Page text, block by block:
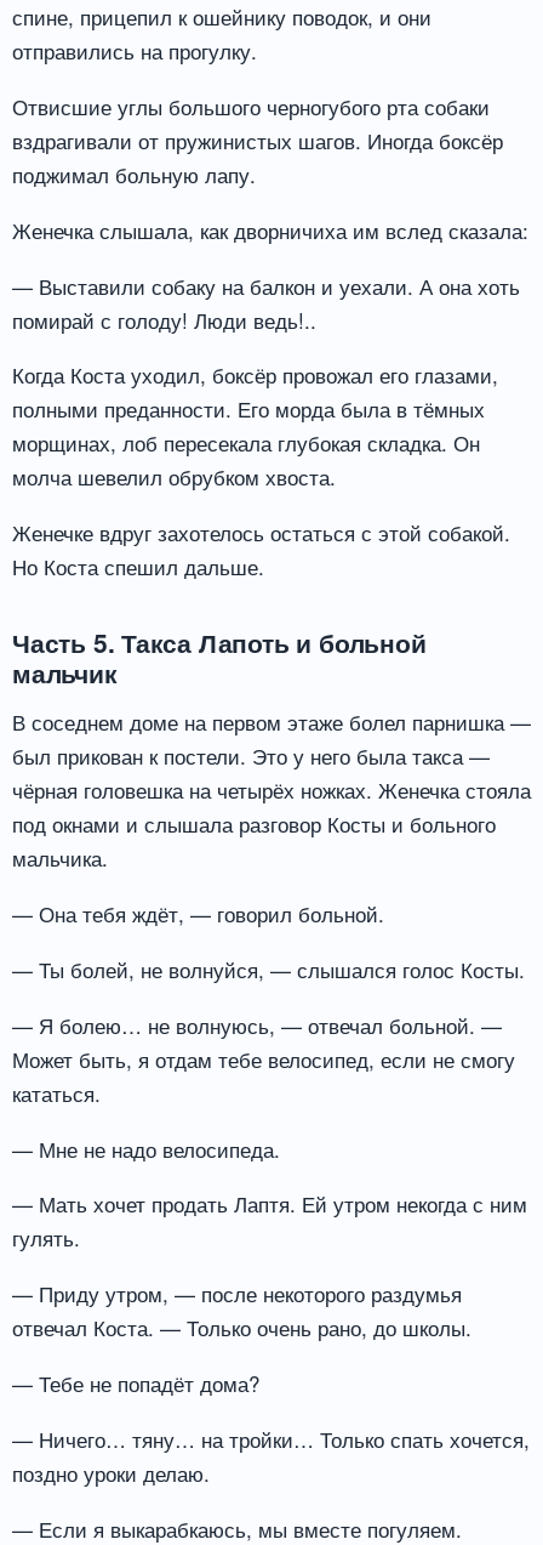
спине, прицепил к ошейнику поводок, и они
отправились на прогулку.
Отвисшие углы большого черногубого рта собаки
вздрагивали от пружинистых шагов. Иногда боксёр
поджимал больную лапу.
Женечка слышала, как дворничиха им вслед сказала:
— Выставили собаку на балкон и уехали. А она хоть
помирай с голоду! Люди ведь!..
Когда Коста уходил, боксёр провожал его глазами,
полными преданности. Его морда была в тёмных
морщинах, лоб пересекала глубокая складка. Он
молча шевелил обрубком хвоста.
Женечке вдруг захотелось остаться с этой собакой.
Но Коста спешил дальше.
Часть 5. Такса Лапоть и больной
мальчик
В соседнем доме на первом этаже болел парнишка —
был прикован к постели. Это у него была такса —
чёрная головешка на четырёх ножках. Женечка стояла
под окнами и слышала разговор Косты и больного
мальчика.
— Она тебя ждёт, — говорил больной.
— Ты болей, не волнуйся, — слышался голос Косты.
— Я болею… не волнуюсь, — отвечал больной. —
Может быть, я отдам тебе велосипед, если не смогу
кататься.
— Мне не надо велосипеда.
— Мать хочет продать Лаптя. Ей утром некогда с ним
гулять.
— Приду утром, — после некоторого раздумья
отвечал Коста. — Только очень рано, до школы.
— Тебе не попадёт дома?
— Ничего… тяну… на тройки… Только спать хочется,
поздно уроки делаю.
— Если я выкарабкаюсь, мы вместе погуляем.